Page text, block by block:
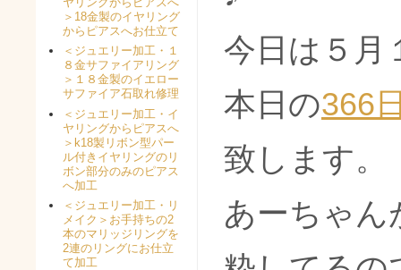
今日は５月
本日の366
致します。
あーちゃん
＞18金製のイヤリング
からピアスへお仕立て
＜ジュエリー加工・１
８金サファイアリング
＞１８金製のイエロー
サファイア石取れ修理
＜ジュエリー加工・イ
ヤリングからピアスへ
＞k18製リボン型パー
ル付きイヤリングのリ
ボン部分のみのピアス
へ加工
＜ジュエリー加工・リ
メイク＞お手持ちの2
本のマリッジリングを
2連のリングにお仕立
て加工